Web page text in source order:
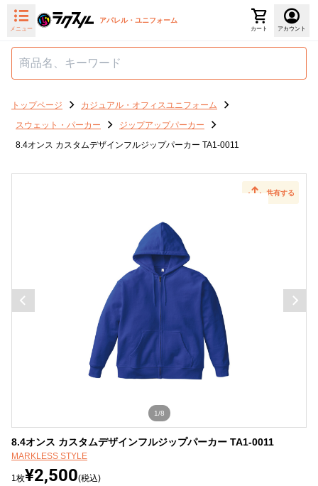
メニュー
アパレル・ユニフォーム
カート アカウント
トップページ
カジュアル・オフィスユニフォーム
スウェット・パーカー
ジップアップパーカー
8.4オンス カスタムデザインフルジップパーカー TA1-0011
共有する
1/8
8.4オンス カスタムデザインフルジップパーカー TA1-0011
MARKLESS STYLE
1枚¥2,500(税込)